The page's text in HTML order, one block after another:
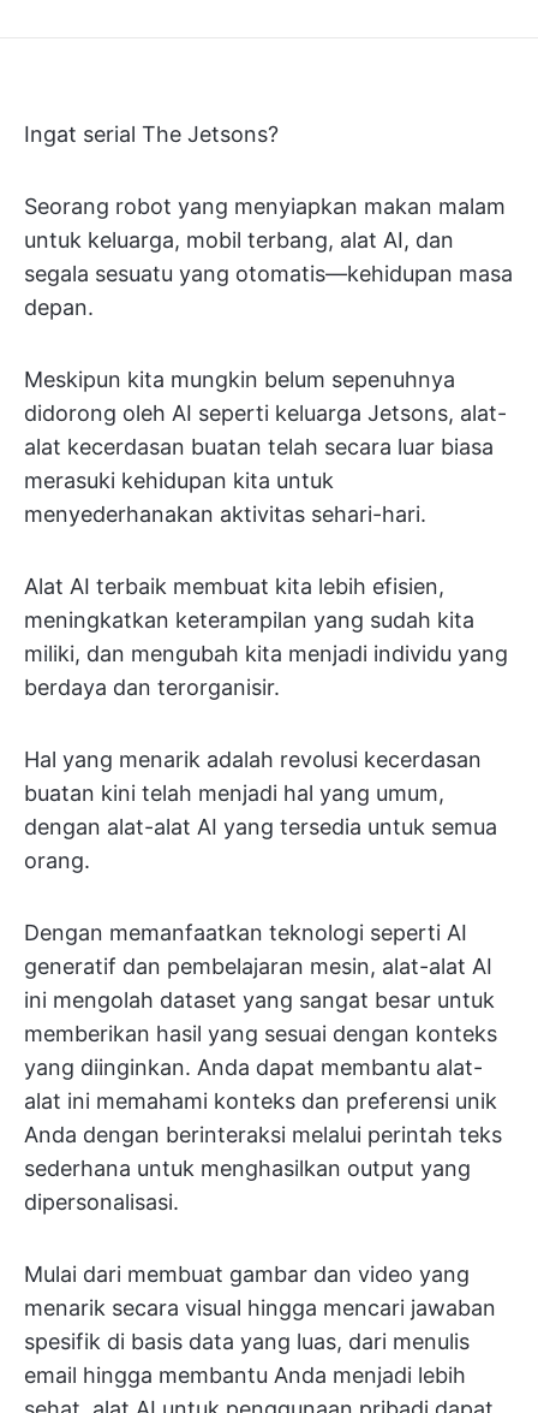
Ingat serial The Jetsons?
Seorang robot yang menyiapkan makan malam
untuk keluarga, mobil terbang, alat AI, dan
segala sesuatu yang otomatis—kehidupan masa
depan.
Meskipun kita mungkin belum sepenuhnya
didorong oleh AI seperti keluarga Jetsons, alat-
alat kecerdasan buatan telah secara luar biasa
merasuki kehidupan kita untuk
menyederhanakan aktivitas sehari-hari.
Alat AI terbaik membuat kita lebih efisien,
meningkatkan keterampilan yang sudah kita
miliki, dan mengubah kita menjadi individu yang
berdaya dan terorganisir.
Hal yang menarik adalah revolusi kecerdasan
buatan kini telah menjadi hal yang umum,
dengan alat-alat AI yang tersedia untuk semua
orang.
Dengan memanfaatkan teknologi seperti AI
generatif dan pembelajaran mesin, alat-alat AI
ini mengolah dataset yang sangat besar untuk
memberikan hasil yang sesuai dengan konteks
yang diinginkan. Anda dapat membantu alat-
alat ini memahami konteks dan preferensi unik
Anda dengan berinteraksi melalui perintah teks
sederhana untuk menghasilkan output yang
dipersonalisasi.
Mulai dari membuat gambar dan video yang
menarik secara visual hingga mencari jawaban
spesifik di basis data yang luas, dari menulis
email hingga membantu Anda menjadi lebih